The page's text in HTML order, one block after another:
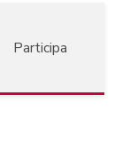
Participa